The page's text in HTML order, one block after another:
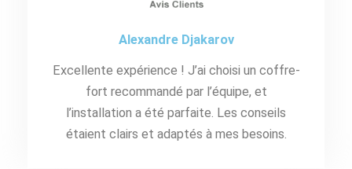
Alexandre Djakarov
Excellente expérience ! J’ai choisi un coffre-
fort recommandé par l’équipe, et
l’installation a été parfaite. Les conseils
étaient clairs et adaptés à mes besoins.